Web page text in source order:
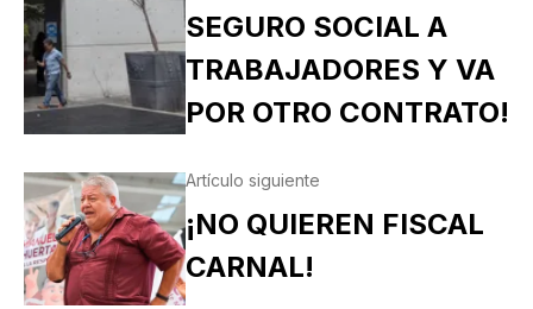
SEGURO SOCIAL A
TRABAJADORES Y VA
POR OTRO CONTRATO!
Artículo siguiente
¡NO QUIEREN FISCAL
CARNAL!